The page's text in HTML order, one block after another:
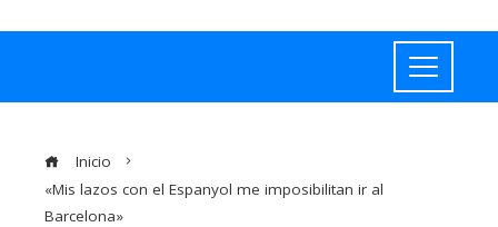
Inicio
«Mis lazos con el Espanyol me imposibilitan ir al
Barcelona»